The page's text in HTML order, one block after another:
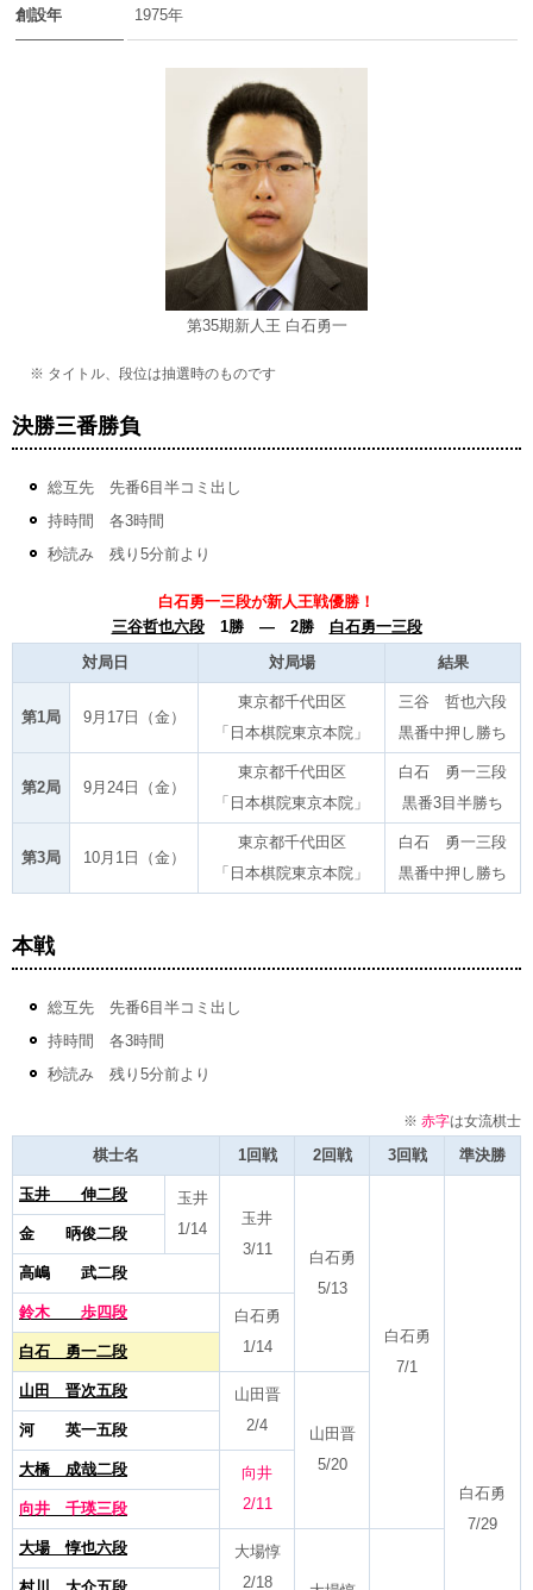
創設年 1975年
第35期新人王 白石勇一
※ タイトル、段位は抽選時のものです
決勝三番勝負
総互先 先番6目半コミ出し
持時間 各3時間
秒読み 残り5分前より
白石勇一三段が新人王戦優勝！
三谷哲也六段1勝 ― 2勝 白石勇一三段
対局日 対局場 結果
第1局 9月17日（金）
東京都千代田区
「日本棋院東京本院」
三谷 哲也六段
黒番中押し勝ち
第2局 9月24日（金）
東京都千代田区
「日本棋院東京本院」
白石 勇一三段
黒番3目半勝ち
第3局 10月1日（金）
東京都千代田区
「日本棋院東京本院」
白石 勇一三段
黒番中押し勝ち
本戦
総互先 先番6目半コミ出し
持時間 各3時間
秒読み 残り5分前より
※ 赤字は女流棋士
棋士名 1回戦 2回戦 3回戦 準決勝
玉井 伸二段
玉井
1/14
玉井
3/11
白石勇
5/13
白石勇
7/1
白石勇
7/29
金 昞俊二段
高嶋 武二段
鈴木 歩四段
白石勇
1/14
白石 勇一二段
山田 晋次五段
山田晋
2/4
山田晋
5/20
河 英一五段
大橋 成哉二段
向井
2/11
向井 千瑛三段
大場 惇也六段
大場惇
2/18